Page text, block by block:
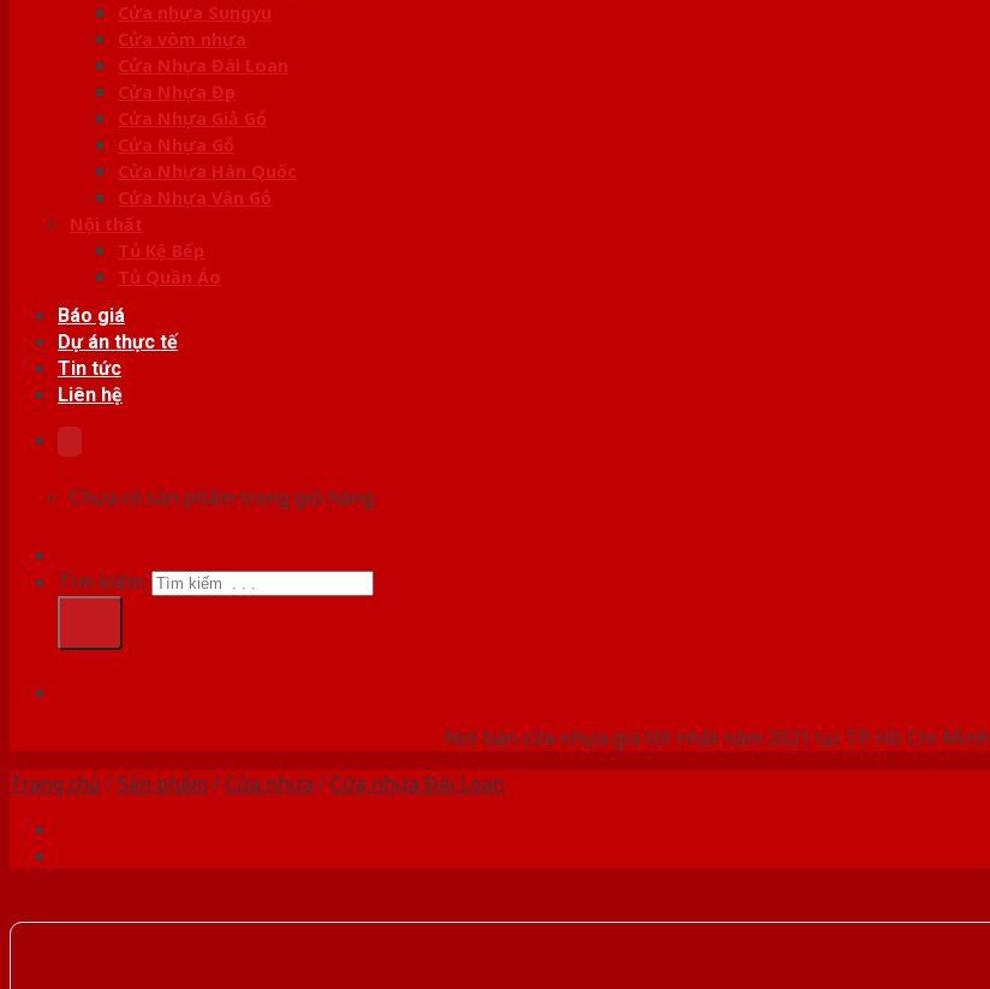
Cửa nhựa Sungyu
Cửa vòm nhựa
Cửa Nhựa Đài Loan
Cửa Nhựa Đẹp
Cửa Nhựa Giả Gỗ
Cửa Nhựa Gỗ
Cửa Nhựa Hàn Quốc
Cửa Nhựa Vân Gỗ
Nội thất
Tủ Kệ Bếp
Tủ Quần Áo
Báo giá
Dự án thực tế
Tin tức
Liên hệ
Chưa có sản phẩm trong giỏ hàng.
Tìm kiếm:
Nơi bán cửa nhựa giá tốt nhất năm 2021 tại TP. Hồ Chí Minh
Trang chủ /Sản phẩm /Cửa nhựa /Cửa nhựa Đài Loan